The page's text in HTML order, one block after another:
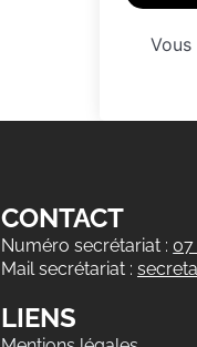
CONTACT
Numéro secrétariat : 07
Mail secrétariat :
LIENS